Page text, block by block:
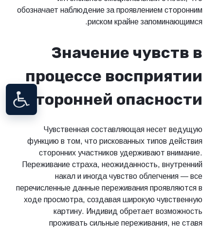
обозначает наблюдение за проявлением сторонним
риском крайне запоминающимся.
Значение чувств в
процессе восприятии
сторонней опасности
Чувственная составляющая несет ведущую
функцию в том, что рискованных типов действия
сторонних участников удерживают внимание.
Переживание страха, неожиданность, внутренний
накал и иногда чувство облегчения — все
перечисленные данные переживания проявляются в
ходе просмотра, создавая широкую чувственную
картину. Индивид обретает возможность
проживать сильные переживания, не ставя